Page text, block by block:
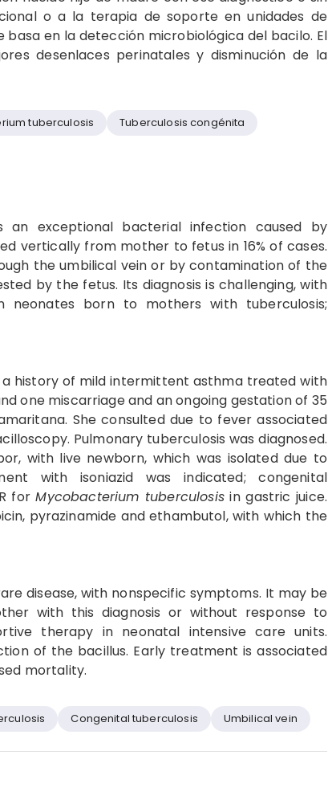
o a la terapia de soporte en unidades de
basa en la detección microbiológica del bacilo. El
desenlaces perinatales y disminución de la
tuberculosis
Tuberculosis congénita
an exceptional bacterial infection caused by
vertically from mother to fetus in 16% of cases.
the umbilical vein or by contamination of the
by the fetus. Its diagnosis is challenging, with
neonates born to mothers with tuberculosis;
history of mild intermittent asthma treated with
one miscarriage and an ongoing gestation of 35
She consulted due to fever associated
Pulmonary tuberculosis was diagnosed.
with live newborn, which was isolated due to
with isoniazid was indicated; congenital
forMycobacterium tuberculosisin gastric juice.
pyrazinamide and ethambutol, with which the
disease, with nonspecific symptoms. It may be
with this diagnosis or without response to
therapy in neonatal intensive care units.
of the bacillus. Early treatment is associated
mortality.
Congenital tuberculosis Umbilical vein